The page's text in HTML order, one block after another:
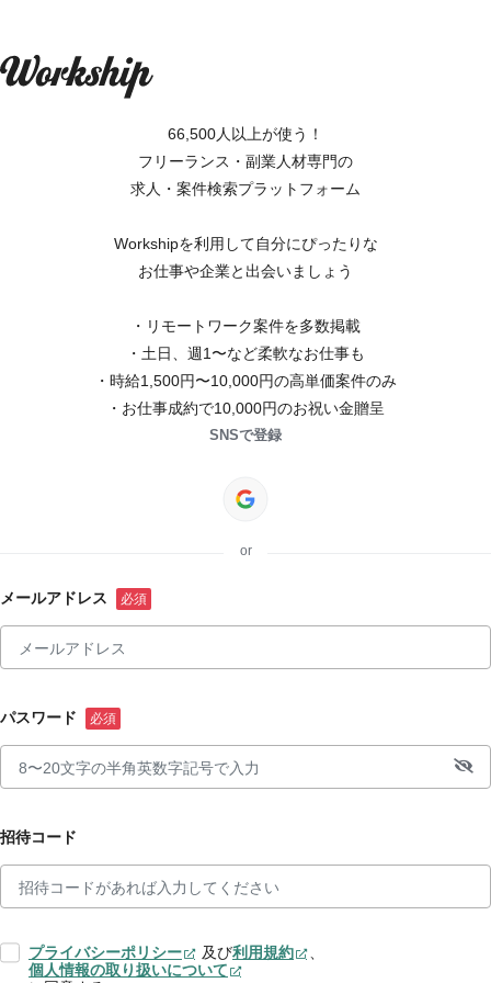
66,500人以上が使う！
フリーランス・副業人材専門の
求人・案件検索プラットフォーム
Workshipを利用して自分にぴったりな
お仕事や企業と出会いましょう
・リモートワーク案件を多数掲載
・土日、週1〜など柔軟なお仕事も
・時給1,500円〜10,000円の高単価案件のみ
・お仕事成約で10,000円のお祝い金贈呈
SNSで登録
or
メールアドレス
パスワード
招待コード
プライバシーポリシー 及び利用規約
、
個人情報の取り扱いについて